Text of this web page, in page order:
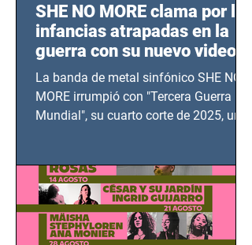
SHE NO MORE clama por las
infancias atrapadas en la
guerra con su nuevo video
TERCERA GUERRA
MUNDIAL
La banda de metal sinfónico SHE NO
MORE irrumpió con "Tercera Guerra
Mundial", su cuarto corte de 2025, un
bélicos.